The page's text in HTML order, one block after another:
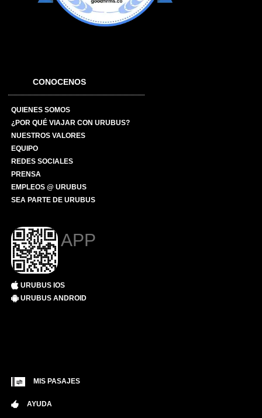
CONOCENOS
QUIENES SOMOS
¿POR QUÉ VIAJAR CON URUBUS?
NUESTROS VALORES
EQUIPO
REDES SOCIALES
PRENSA
EMPLEOS @ URUBUS
SEA PARTE DE URUBUS
APP
URUBUS IOS
URUBUS ANDROID
MIS PASAJES
AYUDA